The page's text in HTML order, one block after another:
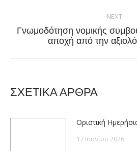
NEXT
Next
post:
Γνωμοδότηση νομικής
αποχή από την
ΣΧΕΤΙΚΑ ΑΡΘΡΑ
Οριστική
17 Ιουνίου 2026